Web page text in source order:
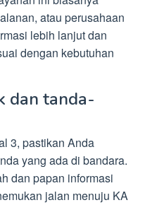
atau perusahaan
lebih lanjut dan
dengan kebutuhan
dan tanda-
3, pastikan Anda
yang ada di bandara.
dan papan informasi
jalan menuju KA